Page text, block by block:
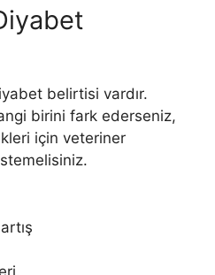
belirtisi vardır.
birini fark ederseniz,
için veteriner